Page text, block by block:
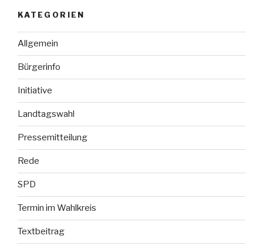
KATEGORIEN
Allgemein
Bürgerinfo
Initiative
Landtagswahl
Pressemitteilung
Rede
SPD
Termin im Wahlkreis
Textbeitrag